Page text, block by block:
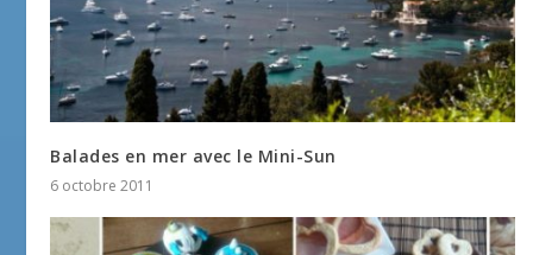
Balades en mer avec le Mini-Sun
6 octobre 2011